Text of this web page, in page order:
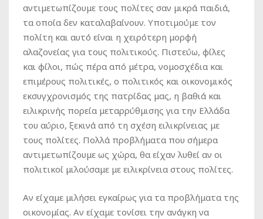
αντιμετωπίζουμε τους πολίτες σαν μικρά παιδιά,
τα οποία δεν καταλαβαίνουν. Υποτιμούμε τον
πολίτη και αυτό είναι η χειρότερη μορφή
αλαζονείας για τους πολιτικούς. Πιστεύω, φίλες
και φίλοι, πώς πέρα από μέτρα, νομοσχέδια και
επιμέρους πολιτικές, ο πολιτικός και οικονομικός
εκσυγχρονισμός της πατρίδας μας, η βαθιά και
ειλικρινής πορεία μεταρρύθμισης για την Ελλάδα
του αύριο, ξεκινά από τη σχέση ειλικρίνειας με
τους πολίτες. Πολλά προβλήματα που σήμερα
αντιμετωπίζουμε ως χώρα, θα είχαν λυθεί αν οι
πολιτικοί μιλούσαμε με ειλικρίνεια στους πολίτες.
Αν είχαμε μιλήσει εγκαίρως για τα προβλήματα της
οικονομίας. Αν είχαμε τονίσει την ανάγκη να